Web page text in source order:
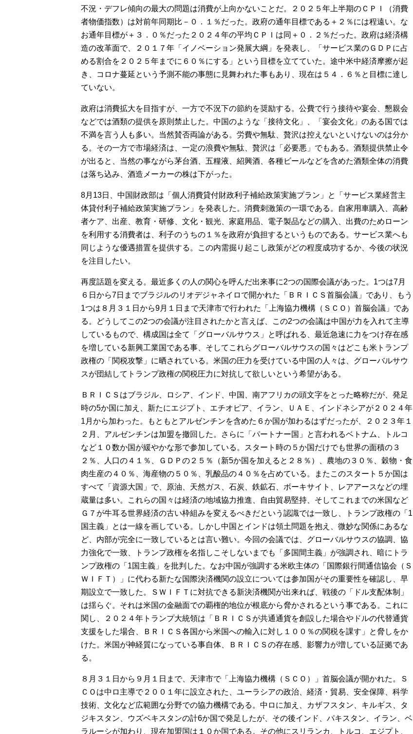
不況・デフレ傾向の最大の問題は消費が上向かないことだ。２０２５年上半期のＣＰＩ（消費
者物価指数）は対前年同期比－０．１％だった。政府の通年目標である＋２％には程遠い。な
お通年目標が＋３．０％だった２０２４年の平均ＣＰＩは同＋０．２％だった。政府は経済構
造の改革面で、２０１７年「イノベーション発展大綱」を発表し、「サービス業のＧＤＰに占
める割合を２０２５年までに６０％にする」という目標を立てていた。途中米中経済摩擦が起
き、コロナ蔓延という予測不能の事態に見舞われた事もあり、現在は５４．６％と目標に達し
ていない。
政府は消費拡大を目指すが、一方で不況下の節約を奨励する。公費で行う接待や宴会、懇親会
などでは酒類の提供を原則禁止した。中国のような「接待文化」、「宴会文化」のある国では
不満を言う人も多い。当然賛否両論がある。労費や無駄、贅沢は控えないといけないのは分か
る。その一方で市場経済は、一定の浪費や無駄、贅沢は「必要悪」でもある。酒類提供禁止令
が出ると、当然の事ながら茅台酒、五糧液、紹興酒、各種ビールなどを含めた酒類全体の消費
は落ち込み、酒造メーカーの株は下がった。
8月13日、中国財政部は「個人消費貸付財政利子補給政策実施プラン」と「サービス業経営主
体貸付利子補給政策実施プラン」を発表した。消費刺激策の一環である。自家用車購入、高齢
者ケア、出産、教育・研修、文化・観光、家庭用品、電子製品などの購入、出費のためローン
を利用する消費者は、利子のうちの１％を政府が負担するというものである。サービス業へも
同じような優遇措置を提供する。この内需掘り起こし政策がどの程度成功するか、今後の状況
を注目したい。
再度話題を変える。最近多くの人の関心を呼んだ出来事に2つの国際会議があった。1つは7月
６日から7日までブラジルのリオデジャネイロで開かれた「ＢＲＩＣＳ首脳会議」であり、もう
1つは８月３１日から9月１日まで天津市で行われた「上海協力機構（ＳＣＯ）首脳会議」であ
る。どうしてこの2つの会議が注目されたかと言えば、この2つの会議は中国が力を入れて主導
しているもので、構成国は全て「グローバルサウス」と呼ばれる、最近急速に力をつけ存在感
を増している新興工業国である事、そしてこれらグローバルサウスの国々はどこも米トランプ
政権の「関税攻撃」に晒されている。米国の圧力を受けている中国の人々は、グローバルサウ
スが団結してトランプ政権の関税圧力に対抗して欲しいという希望がある。
ＢＲＩＣＳはブラジル、ロシア、インド、中国、南アフリカの頭文字をとった略称だが、発足
時の5か国に加え、新たにエジプト、エチオピア、イラン、ＵＡＥ、インドネシアが２０２４年
1月から加わった。もともとアルゼンチンを含めた６か国が加わるはずだったが、２０２３年１
２月、アルゼンチンは加盟を撤回した。さらに「パートナー国」と言われるベトナム、トルコ
など１０数か国が緩やかな形で参加している。スタート時の５か国だけでも世界の面積の３
２％、人口の４１％、ＧＤＰの２５％（新5か国を加えると２８％）、農地の３０％、穀物・食
肉生産の４０％、海産物の５０％、乳酸品の４０％を占めている。またこのスタート５か国は
すべて「資源大国」で、原油、天然ガス、石炭、鉄鉱石、ボーキサイト、レアアースなどの埋
蔵量は多い。これらの国々は経済の地域協力推進、自由貿易堅持、そしてこれまでの米国など
Ｇ７が牛耳る世界経済の古い枠組みを変えるべきだという認識では一致し、トランプ政権の「1
国主義」とは一線を画している。しかし中国とインドは領土問題を抱え、微妙な関係にあるな
ど、内部が完全に一致しているとは言い難い。今回の会議では、グローバルサウスの協調、協
力強化で一致、トランプ政権を名指しこそしないまでも「多国間主義」が強調され、暗にトラ
ンプ政権の「1国主義」を批判した。なお中国が強調する米欧主体の「国際銀行間通信協会（Ｓ
ＷＩＦＴ）」に代わる新たな国際決済機関の設立については参加国がその重要性を確認し、早
期設立で一致した。ＳＷＩＦＴに対抗できる新決済機関が出来れば、戦後の「ドル支配体制」
は揺らぐ。それは米国の金融面での覇権的地位が根底から脅かされるという事である。これに
関し、２０２４年トランプ大統領は「ＢＲＩＣＳが共通通貨を創設した場合やドルの代替通貨
支援をした場合、ＢＲＩＣＳ各国から米国への輸入に対し１００％の関税を課す」と脅しをか
けた。米国が神経質になっている事自体、ＢＲＩＣＳの存在感、影響力が増している証拠であ
る。
８月３１日から９月１日まで、天津市で「上海協力機構（ＳＣＯ）」首脳会議が開かれた。Ｓ
ＣＯは中ロ主導で２００１年に設立された、ユーラシアの政治、経済・貿易、安全保障、科学
技術、文化など広範囲な分野での協力機構である。中ロに加え、カザフスタン、キルギス、タ
ジキスタン、ウズベキスタンの計6か国で発足したが、その後インド、パキスタン、イラン、ベ
ラルーシが加わり、現在加盟国は１０か国である。その他にスリランカ、トルコ、エジプト、